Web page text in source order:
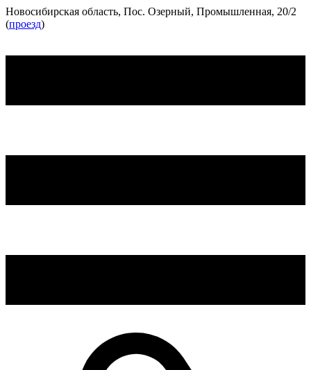
Новосибирская область, Пос. Озерный, Промышленная, 20/2
(проезд)